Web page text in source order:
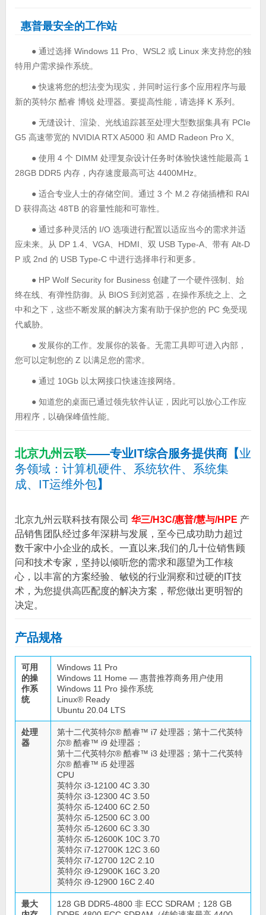
惠普最安全的工作站
● 通过选择 Windows 11 Pro、WSL2 或 Linux 来支持您的独
特用户需求操作系统。
● 快速将您的想法变为现实，并同时运行多个应用程序与最
新的英特尔 酷睿 博锐 处理器。要提高性能，请选择 K 系列。
● 无缝设计、渲染、光线追踪甚至处理大型数据集具有 PCIe
G5 高速带宽的 NVIDIA RTX A5000 和 AMD Radeon Pro X。
● 使用 4 个 DIMM 处理复杂设计任务时体验快速性能最高 1
28GB DDR5 内存，内存速度最高可达 4400MHz。
● 适合专业人士的存储空间。通过 3 个 M.2 存储插槽和 RAI
D 获得高达 48TB 的容量性能和可靠性。
● 通过多种灵活的 I/O 选项进行配置以适应当今的需求并适
应未来。从 DP 1.4、VGA、HDMI、双 USB Type-A、带有 Alt-D
P 或 2nd 的 USB Type-C 中进行选择串行和更多。
● HP Wolf Security for Business 创建了一个硬件强制、始
终在线、有弹性防御。从 BIOS 到浏览器，在操作系统之上、之
中和之下，这些不断发展的解决方案有助于保护您的 PC 免受现
代威胁。
● 发展你的工作。发展你的装备。无需工具即可进入内部，
您可以定制您的 Z 以满足您的需求。
● 通过 10Gb 以太网接口快速连接网络。
● 知道您的桌面已通过领先软件认证，因此可以放心工作应
用程序，以确保峰值性能。
北京九州云联——专业IT综合服务提供商【业
务领域：计算机硬件、系统软件、系统集
成、IT运维外包】
北京九州云联科技有限公司 华三/H3C/惠普/慧与/HPE 产
品销售团队经过多年深耕与发展，至今已成功助力超过
数千家中小企业的成长。一直以来,我们的几十位销售顾
问和技术专家，坚持以倾听您的需求和愿望为工作核
心，以丰富的方案经验、敏锐的行业洞察和过硬的IT技
术，为您提供高匹配度的解决方案，帮您做出更明智的
决定。
产品规格
可用
的操
作系
统
Windows 11 Pro
Windows 11 Home — 惠普推荐商务用户使用
Windows 11 Pro 操作系统
Linux® Ready
Ubuntu 20.04 LTS
处理
器
第十二代英特尔® 酷睿™ i7 处理器；第十二代英特
尔® 酷睿™ i9 处理器；
第十二代英特尔® 酷睿™ i3 处理器；第十二代英特
尔® 酷睿™ i5 处理器
CPU
英特尔 i3-12100 4C 3.30
英特尔 i3-12300 4C 3.50
英特尔 i5-12400 6C 2.50
英特尔 i5-12500 6C 3.00
英特尔 i5-12600 6C 3.30
英特尔 i5-12600K 10C 3.70
英特尔 i7-12700K 12C 3.60
英特尔 i7-12700 12C 2.10
英特尔 i9-12900K 16C 3.20
英特尔 i9-12900 16C 2.40
最大
128 GB DDR5-4800 非 ECC SDRAM；128 GB